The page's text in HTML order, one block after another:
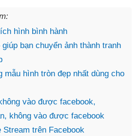
hình bình hành
giúp bạn chuyển ảnh thành tranh
mẫu hình tròn đẹp nhất dùng cho
vào được facebook,
không vào được facebook
Stream trên Facebook